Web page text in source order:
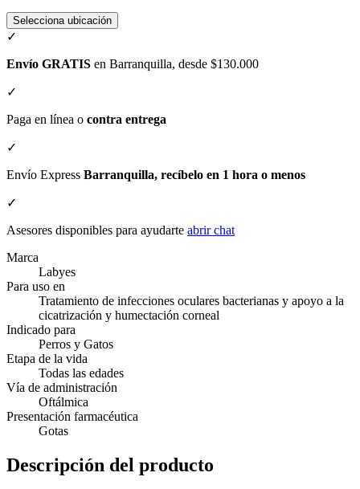
Selecciona ubicación
✓
Envío GRATIS en Barranquilla, desde $130.000
✓
Paga en línea o contra entrega
✓
Envío Express Barranquilla, recíbelo en 1 hora o menos
✓
Asesores disponibles para ayudarte abrir chat
Marca
Labyes
Para uso en
Tratamiento de infecciones oculares bacterianas y apoyo a la
cicatrización y humectación corneal
Indicado para
Perros y Gatos
Etapa de la vida
Todas las edades
Vía de administración
Oftálmica
Presentación farmacéutica
Gotas
Descripción del producto